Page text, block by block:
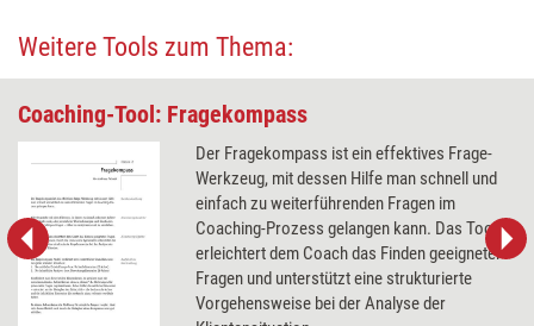
Weitere Tools zum Thema:
Coaching-Tool: Fragekompass
Der Fragekompass ist ein effektives Frage-
Werkzeug, mit dessen Hilfe man schnell und
einfach zu weiterführenden Fragen im
Coaching-Prozess gelangen kann. Das Tool
erleichtert dem Coach das Finden geeigneter
Fragen und unterstützt eine strukturierte
Vorgehensweise bei der Analyse der